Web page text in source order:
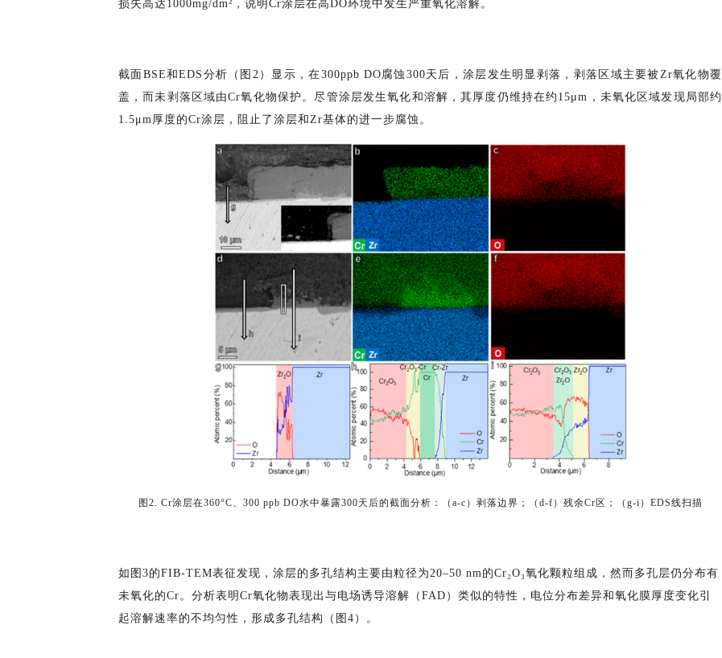
损失高达1000mg/dm²，说明Cr涂层在高DO环境中发生严重氧化溶解。
截面BSE和EDS分析（图2）显示，在300ppb DO腐蚀300天后，涂层发生明显剥落，剥落区域主要被Zr氧化物覆
盖，而未剥落区域由Cr氧化物保护。尽管涂层发生氧化和溶解，其厚度仍维持在约15μm，未氧化区域发现局部约
1.5μm厚度的Cr涂层，阻止了涂层和Zr基体的进一步腐蚀。
图2. Cr涂层在360°C、300 ppb DO水中暴露300天后的截面分析：（a-c）剥落边界；（d-f）残余Cr区；（g-i）EDS线扫描
如图3的FIB-TEM表征发现，涂层的多孔结构主要由粒径为20–50 nm的Cr₂O₃氧化颗粒组成，然而多孔层仍分布有
未氧化的Cr。分析表明Cr氧化物表现出与电场诱导溶解（FAD）类似的特性，电位分布差异和氧化膜厚度变化引
起溶解速率的不均匀性，形成多孔结构（图4）。